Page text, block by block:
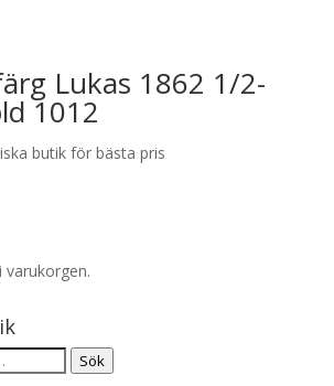
Lukas 1862 1/2-
1012
butik för bästa pris
varukorgen.
Sök